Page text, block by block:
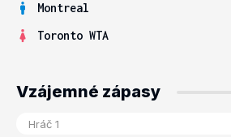
Montreal
Toronto WTA
Vzájemné zápasy